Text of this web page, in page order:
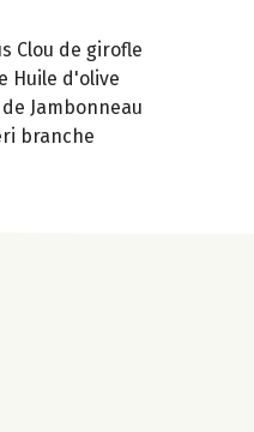
Clou de girofle
Huile d'olive
de Jambonneau
branche